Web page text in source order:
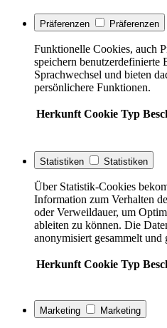
Präferenzen Präferenzen
Funktionelle Cookies, auch
speichern benutzerdefinierte
Sprachwechsel und bieten
persönlichere Funktionen.
Herkunft Cookie Typ
Statistiken Statistiken
Über Statistik-Cookies
Information zum Verhalten
oder Verweildauer, um
ableiten zu können. Die
anonymisiert gesammelt und
Herkunft Cookie Typ
Marketing Marketing